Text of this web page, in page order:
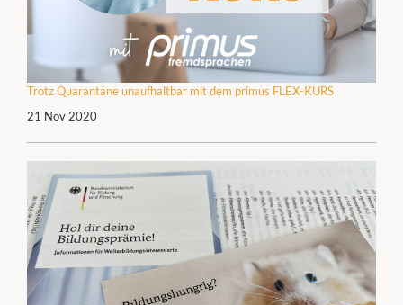
Trotz Quarantäne unaufhaltbar mit dem primus FLEX-KURS
21 Nov 2020